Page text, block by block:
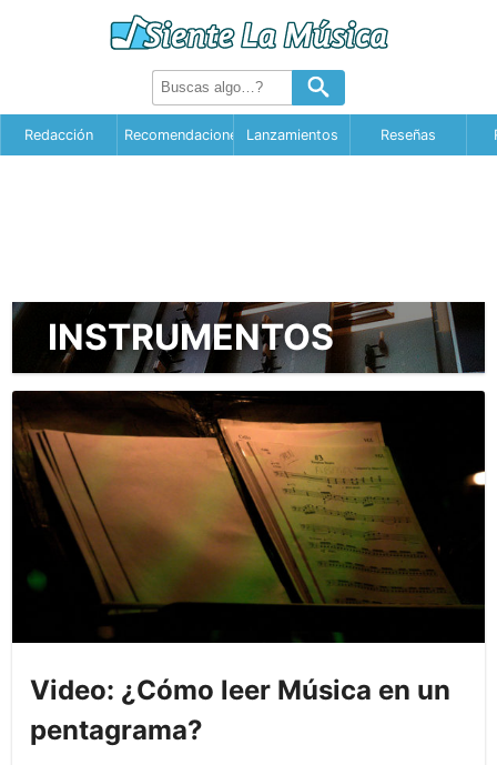
Redacción Recomendaciones Lanzamientos Reseñas
INSTRUMENTOS
Video: ¿Cómo leer Música en un
pentagrama?